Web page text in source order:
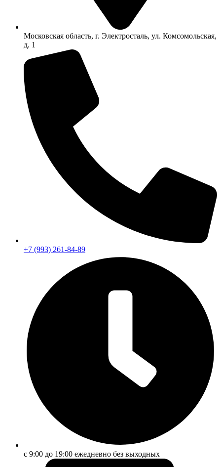
Московская область, г. Электросталь, ул. Комсомольская,
д. 1
+7 (993) 261-84-89
с 9:00 до 19:00 ежедневно без выходных